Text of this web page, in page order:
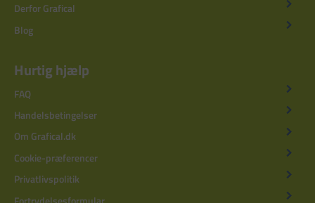
Derfor Grafical
Blog
Hurtig hjælp
FAQ
Handelsbetingelser
Om Grafical.dk
Cookie-præferencer
Privatlivspolitik